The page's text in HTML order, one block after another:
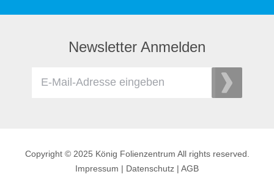
Newsletter Anmelden
Copyright © 2025 König Folienzentrum All rights reserved.
Impressum | Datenschutz | AGB